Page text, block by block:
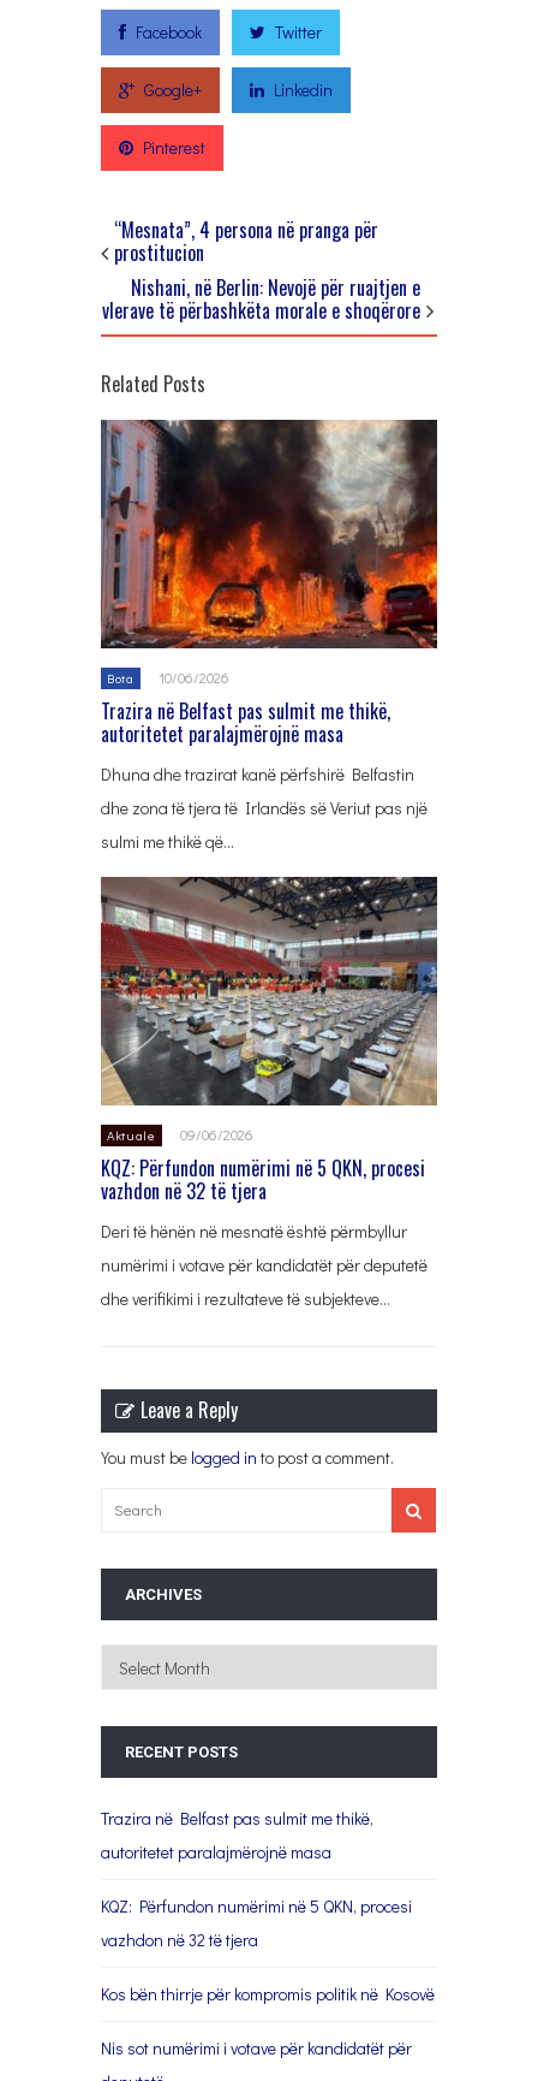
Facebook Twitter
Google+ Linkedin
Pinterest
“Mesnata”, 4 persona në pranga për
prostitucion
Nishani, në Berlin: Nevojë për ruajtjen e
vlerave të përbashkëta morale e shoqërore
Related Posts
Bota 10/06/2026
Trazira në Belfast pas sulmit me thikë,
autoritetet paralajmërojnë masa
Dhuna dhe trazirat kanë përfshirë Belfastin
dhe zona të tjera të Irlandës së Veriut pas një
sulmi me thikë që…
Aktuale 09/06/2026
KQZ: Përfundon numërimi në 5 QKN, procesi
vazhdon në 32 të tjera
Deri të hënën në mesnatë është përmbyllur
numërimi i votave për kandidatët për deputetë
dhe verifikimi i rezultateve të subjekteve…
Leave a Reply
You must be logged in to post a comment.
ARCHIVES
Archives
RECENT POSTS
Trazira në Belfast pas sulmit me thikë,
autoritetet paralajmërojnë masa
KQZ: Përfundon numërimi në 5 QKN, procesi
vazhdon në 32 të tjera
Kos bën thirrje për kompromis politik në Kosovë
Nis sot numërimi i votave për kandidatët për